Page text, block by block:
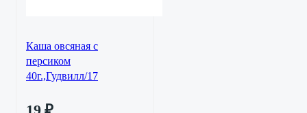
Каша овсяная с
персиком
40г.,Гудвилл/17